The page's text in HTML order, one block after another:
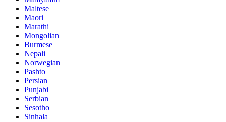
Maltese
Maori
Marathi
Mongolian
Burmese
Nepali
Norwegian
Pashto
Persian
Punjabi
Serbian
Sesotho
Sinhala